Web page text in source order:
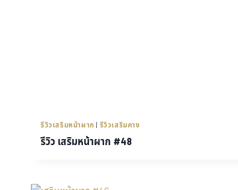
รีวิวเสริมหน้าผาก | รีวิวเสริมคาง
รีวิว เสริมหน้าผาก #48